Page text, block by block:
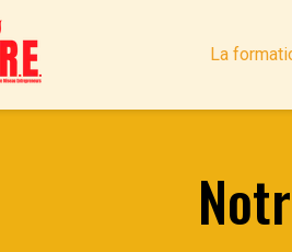
La